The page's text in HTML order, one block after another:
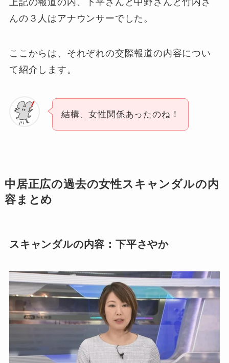
上記の報道の内、下平さんと中野さんと竹内さ
んの３人はアナウンサーでした。
ここからは、それぞれの交際報道の内容につい
て紹介します。
結構、女性関係あったのね！
中居正広の過去の女性スキャンダルの内
容まとめ
スキャンダルの内容：下平さやか